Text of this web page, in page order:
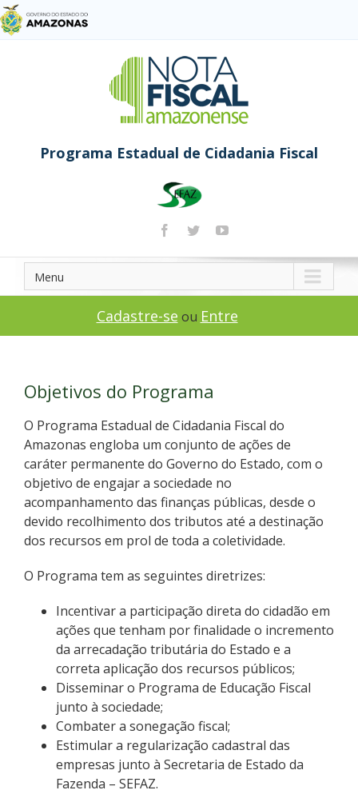
Programa Estadual de Cidadania Fiscal
Menu
Cadastre-se ou Entre
Objetivos do Programa
O Programa Estadual de Cidadania Fiscal do
Amazonas engloba um conjunto de ações de
caráter permanente do Governo do Estado, com o
objetivo de engajar a sociedade no
acompanhamento das finanças públicas, desde o
devido recolhimento dos tributos até a destinação
dos recursos em prol de toda a coletividade.
O Programa tem as seguintes diretrizes:
Incentivar a participação direta do cidadão em
ações que tenham por finalidade o incremento
da arrecadação tributária do Estado e a
correta aplicação dos recursos públicos;
Disseminar o Programa de Educação Fiscal
junto à sociedade;
Combater a sonegação fiscal;
Estimular a regularização cadastral das
empresas junto à Secretaria de Estado da
Fazenda – SEFAZ.